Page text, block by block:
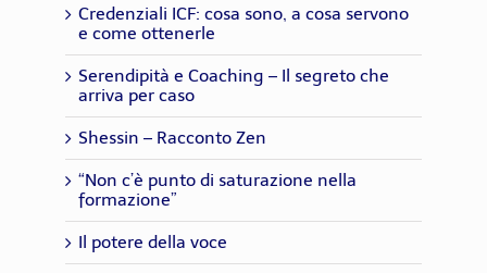
Credenziali ICF: cosa sono, a cosa servono
e come ottenerle
Serendipità e Coaching – Il segreto che
arriva per caso
Shessin – Racconto Zen
“Non c’è punto di saturazione nella
formazione”
Il potere della voce